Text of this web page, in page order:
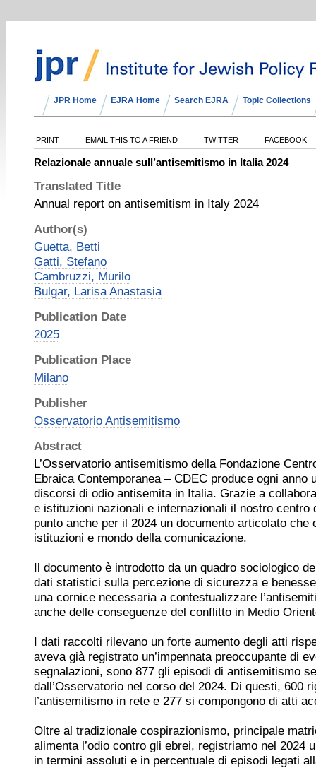
JPR Home EJRA Home Search EJRA Topic Collections
PRINT EMAIL THIS TO A FRIEND TWITTER FACEBOOK
Relazionale annuale sull’antisemitismo in Italia 2024
Translated Title
Annual report on antisemitism in Italy 2024
Author(s)
Guetta, Betti
Gatti, Stefano
Cambruzzi, Murilo
Bulgar, Larisa Anastasia
Publication Date
2025
Publication Place
Milano
Publisher
Osservatorio Antisemitismo
Abstract
L’Osservatorio antisemitismo della Fondazione
Ebraica Contemporanea – CDEC produce ogni anno
discorsi di odio antisemita in Italia. Grazie a
e istituzioni nazionali e internazionali il nostro centro
punto anche per il 2024 un documento articolato che
istituzioni e mondo della comunicazione.
Il documento è introdotto da un quadro sociologico
dati statistici sulla percezione di sicurezza e
una cornice necessaria a contestualizzare
anche delle conseguenze del conflitto in Medio
I dati raccolti rilevano un forte aumento degli atti
aveva già registrato un’impennata preoccupante di
segnalazioni, sono 877 gli episodi di antisemitismo
dall’Osservatorio nel corso del 2024. Di questi, 600
l’antisemitismo in rete e 277 si compongono di atti
Oltre al tradizionale cospirazionismo, principale
alimenta l’odio contro gli ebrei, registriamo nel 2024
in termini assoluti e in percentuale di episodi legati